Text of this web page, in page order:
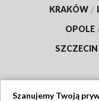
KRAKÓW /
OPOLE
SZCZECIN
Szanujemy Twoją